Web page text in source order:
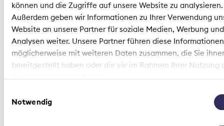
können und die Zugriffe auf unsere Website zu analysieren.
Außerdem geben wir Informationen zu Ihrer Verwendung
Website an unsere Partner für soziale Medien, Werbung und
Analysen weiter. Unsere Partner führen diese Informationen
möglicherweise mit weiteren Daten zusammen, die Sie
bereitgestellt haben oder die sie im Rahmen Ihrer Nutzung
Notwendig
Medienmitteilung | 17. Juni 2021
Spitalzusatzversicherungen:
Mehr Transparenz und